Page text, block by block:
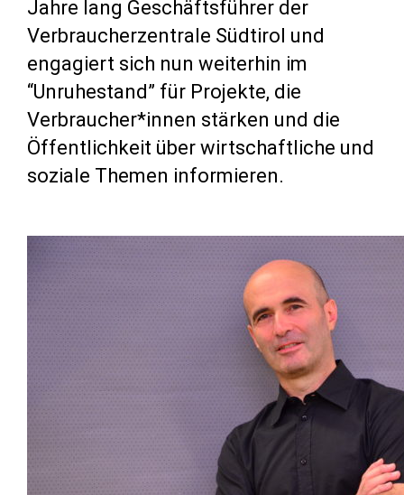
Jahre lang Geschäftsführer der
Verbraucherzentrale Südtirol und
engagiert sich nun weiterhin im
“Unruhestand” für Projekte, die
Verbraucher*innen stärken und die
Öffentlichkeit über wirtschaftliche und
soziale Themen informieren.